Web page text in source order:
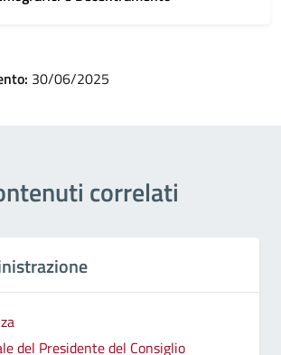
30/06/2025
correlati
del Presidente del Consiglio